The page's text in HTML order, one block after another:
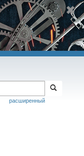
расширенный